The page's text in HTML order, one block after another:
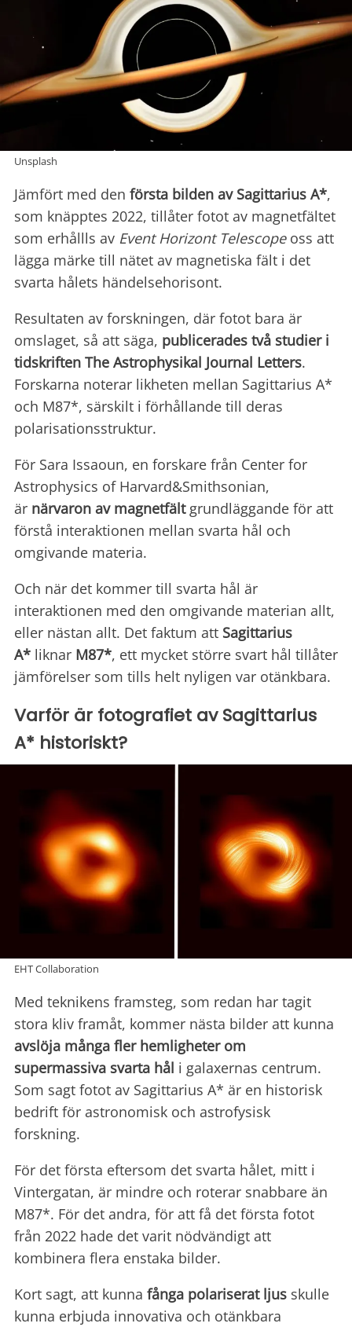
Unsplash
Jämfört med den första bilden av Sagittarius A*,
som knäpptes 2022, tillåter fotot av magnetfältet
som erhållls av Event Horizont Telescopeoss att
lägga märke till nätet av magnetiska fält i det
svarta hålets händelsehorisont.
Resultaten av forskningen, där fotot bara är
omslaget, så att säga, publicerades två studier i
tidskriften The Astrophysikal Journal Letters.
Forskarna noterar likheten mellan Sagittarius A*
och M87*, särskilt i förhållande till deras
polarisationsstruktur.
För Sara Issaoun, en forskare från Center for
Astrophysics of Harvard&Smithsonian,
är närvaron av magnetfält grundläggande för att
förstå interaktionen mellan svarta hål och
omgivande materia.
Och när det kommer till svarta hål är
interaktionen med den omgivande materian allt,
eller nästan allt. Det faktum att Sagittarius
A* liknar M87*, ett mycket större svart hål tillåter
jämförelser som tills helt nyligen var otänkbara.
Varför är fotografiet av Sagittarius
A* historiskt?
EHT Collaboration
Med teknikens framsteg, som redan har tagit
stora kliv framåt, kommer nästa bilder att kunna
avslöja många fler hemligheter om
supermassiva svarta hål i galaxernas centrum.
Som sagt fotot av Sagittarius A* är en historisk
bedrift för astronomisk och astrofysisk
forskning.
För det första eftersom det svarta hålet, mitt i
Vintergatan, är mindre och roterar snabbare än
M87*. För det andra, för att få det första fotot
från 2022 hade det varit nödvändigt att
kombinera flera enstaka bilder.
Kort sagt, att kunna fånga polariserat ljus skulle
kunna erbjuda innovativa och otänkbara